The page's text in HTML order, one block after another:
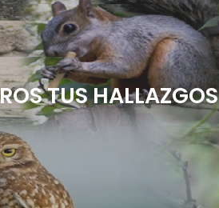
TUS HALLAZGOS